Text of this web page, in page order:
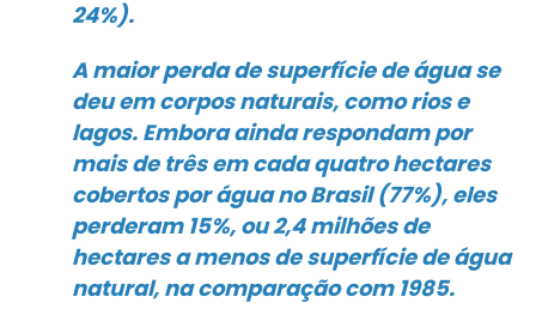
24%).
A maior perda de superfície de água se
deu em corpos naturais, como rios e
lagos. Embora ainda respondam por
mais de três em cada quatro hectares
cobertos por água no Brasil (77%), eles
perderam 15%, ou 2,4 milhões de
hectares a menos de superfície de água
natural, na comparação com 1985.